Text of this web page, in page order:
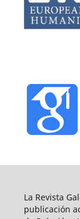
La Revista
publicación